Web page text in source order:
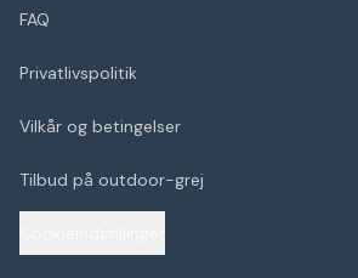
FAQ
Privatlivspolitik
Vilkår og betingelser
Tilbud på outdoor-grej